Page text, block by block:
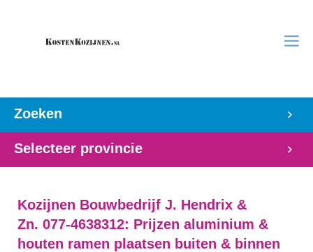
Zoeken
Selecteer provincie
Kozijnen Bouwbedrijf J. Hendrix &
Zn. 077-4638312: Prijzen aluminium &
houten ramen plaatsen buiten & binnen